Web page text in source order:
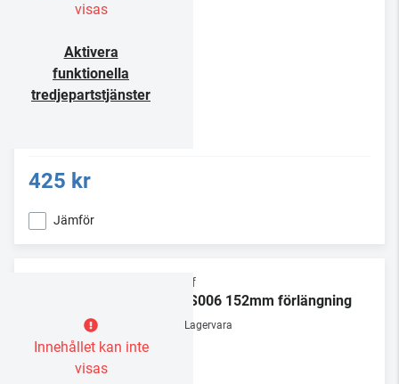
visas
Aktivera
funktionella
tredjepartstjänster
425 kr
Jämför
Innehållet kan inte
visas
Chief
CMS006 152mm förlängning
Lagervara